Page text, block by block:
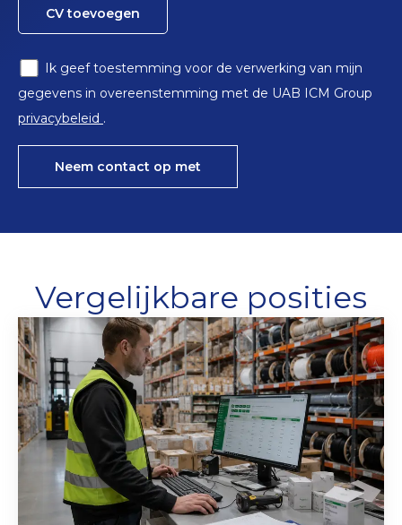
CV toevoegen
Ik geef toestemming voor de verwerking van mijn
gegevens in overeenstemming met de UAB ICM Group
privacybeleid .
Neem contact op met
Vergelijkbare posities